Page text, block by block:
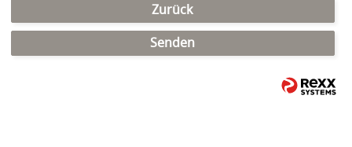
Zurück
Senden